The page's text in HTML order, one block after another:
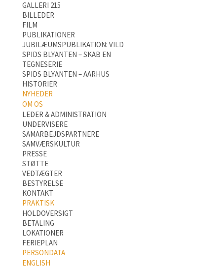
GALLERI 215
BILLEDER
FILM
PUBLIKATIONER
JUBILÆUMSPUBLIKATION: VILD
SPIDS BLYANTEN – SKAB EN
TEGNESERIE
SPIDS BLYANTEN – AARHUS
HISTORIER
NYHEDER
OM OS
LEDER & ADMINISTRATION
UNDERVISERE
SAMARBEJDSPARTNERE
SAMVÆRSKULTUR
PRESSE
STØTTE
VEDTÆGTER
BESTYRELSE
KONTAKT
PRAKTISK
HOLDOVERSIGT
BETALING
LOKATIONER
FERIEPLAN
PERSONDATA
ENGLISH